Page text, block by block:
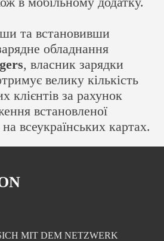
та встановивши
обладнання
, власник зарядки
велику кількість
клієнтів за рахунок
встановленої
всеукраїнських картах.
MIT DEM NETZWERK